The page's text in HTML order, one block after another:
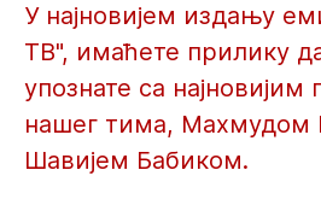
У најновијем издању
ТВ", имаћете прилику
упознате са најновијим
нашег тима, Махмудом
Шавијем Бабиком.